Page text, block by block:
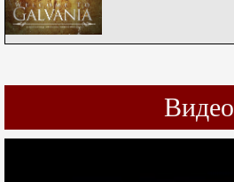
Видео